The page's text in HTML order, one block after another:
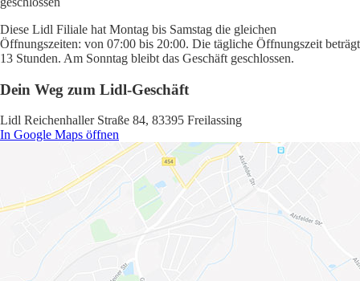
Diese Lidl Filiale hat Montag bis Samstag die gleichen
Öffnungszeiten: von 07:00 bis 20:00. Die tägliche Öffnungszeit beträgt
13 Stunden. Am Sonntag bleibt das Geschäft geschlossen.
Dein Weg zum Lidl-Geschäft
Lidl Reichenhaller Straße 84, 83395 Freilassing
In Google Maps öffnen